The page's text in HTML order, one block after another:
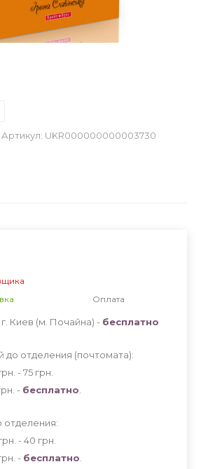
Артикул: UKR000000000003730
Оплата
Киев (м. Почайна) - бесплатно
до отделения (почтомата):
- 75 грн
- бесплатно
отделения:
- 40 грн
- бесплатно